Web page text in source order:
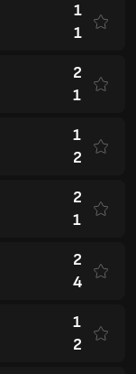
1
1
2
1
1
2
2
1
2
4
1
2